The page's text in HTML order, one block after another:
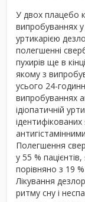
У двох плацебо
випробуваннях у
уртикарією
полегшенні
пухирів ще в
якому з
усього 24-
випробуваннях
ідіопатичній
Полегшення
у 55 %
порівняно з 19
Лікування
ритму сну і